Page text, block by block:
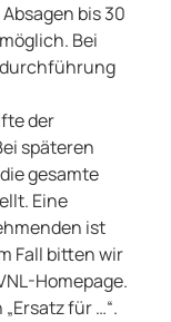
bis 30
Bei
der
späteren
gesamte
Eine
ist
Fall bitten wir
Homepage.
für …“.